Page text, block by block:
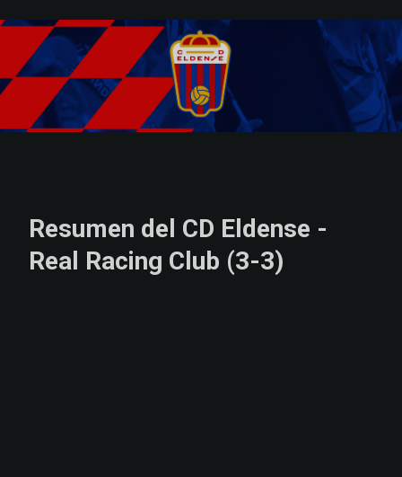
Resumen del CD Eldense -
Real Racing Club (3-3)